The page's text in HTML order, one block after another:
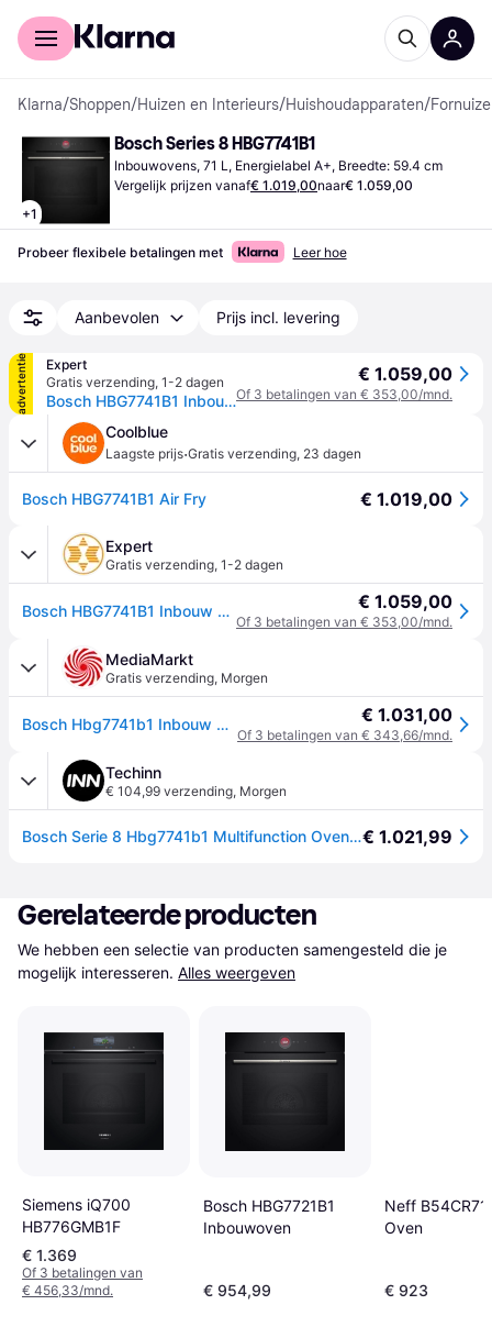
Voor shoppers
Klarna/Shoppen/Huizen en Interieurs/Huishoudapparaten/
+1
Bosch Series 8 HBG7741B1
Inbouwovens, 71 L, Energielabel A+, Breedte: 59.4 cm
Vergelijk prijzen vanaf€ 1.019,00naar€ 1.059,00
Probeer flexibele betalingen met Leer hoe
Aanbevolen Prijs incl. levering
advertentie
Expert
Gratis verzending, 1-2 dagen
Bosch HBG7741B1 Inbouw oven Zwart
€ 1.059,00
Of 3 betalingen van € 353,00/mnd.
Coolblue
Laagste prijs·Gratis verzending, 23 dagen
Bosch HBG7741B1 Air Fry € 1.019,00
Expert
Gratis verzending, 1-2 dagen
Bosch HBG7741B1 Inbouw oven Zwart € 1.059,00
Of 3 betalingen van € 353,00/mnd.
MediaMarkt
Gratis verzending, Morgen
Bosch Hbg7741b1 Inbouw Oven - Nishoogte 59.5 Cm Inhoud 71 L Pyrolytisch € 1.031,00
Of 3 betalingen van € 343,66/mnd.
Techinn
€ 104,99 verzending, Morgen
Bosch Serie 8 Hbg7741b1 Multifunction Oven 71l Zwart 60 cm€ 1.021,99
Gerelateerde producten
We hebben een selectie van producten samengesteld die je
mogelijk interesseren. Alles weergeven
Siemens iQ700
HB776GMB1F
€ 1.369
Of 3 betalingen van
€ 456,33/mnd.
Bosch HBG7721B1
Inbouwoven
€ 954,99
Neff
Oven
€ 923